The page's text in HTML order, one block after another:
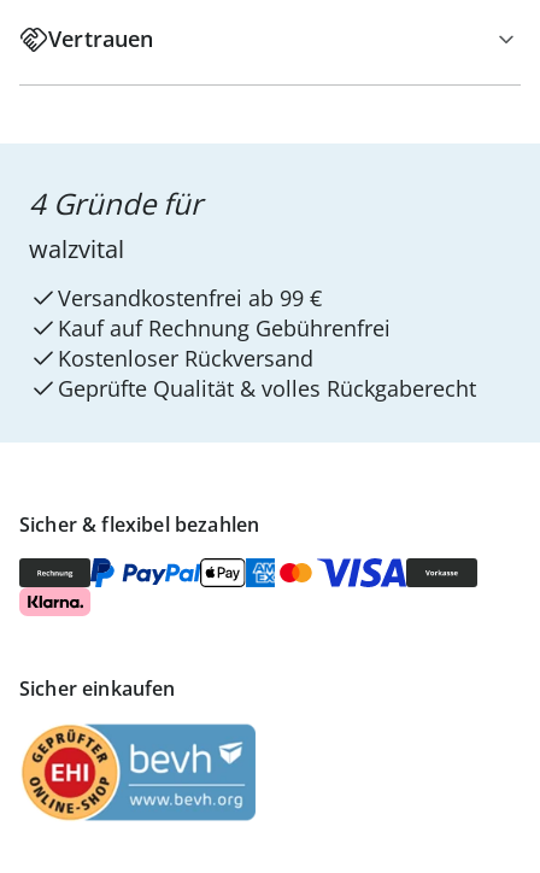
Vertrauen
Sicher & flexibel bezahlen
Sicher einkaufen
4 Gründe für
walzvital
Versandkostenfrei ab 99 €
Kauf auf Rechnung Gebührenfrei
Kostenloser Rückversand
Geprüfte Qualität & volles Rückgaberecht